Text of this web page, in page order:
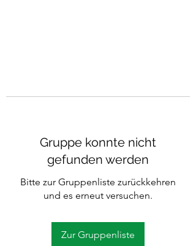
Gruppe konnte nicht
gefunden werden
Bitte zur Gruppenliste zurückkehren
und es erneut versuchen.
Zur Gruppenliste